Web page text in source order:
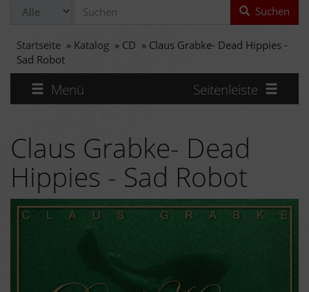
Suchen
Startseite » Katalog » CD » Claus Grabke- Dead Hippies -
Sad Robot
Menü Seitenleiste
Claus Grabke- Dead
Hippies - Sad Robot